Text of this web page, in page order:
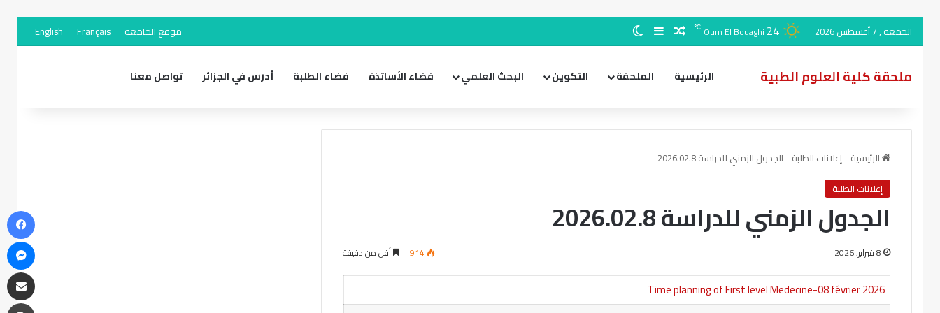
الجمعة , 7 أغسطس 2026 Oum El Bouaghi 24
℃ مقال عشوائي
إضافة عمود جانبي
الوضع المظلم موقع الجامعة Français
English
ملحقة كلية العلوم الطبية الرئيسية الملحقة التكوين البحث العلمي فضاء الأساتذة فضاء الطلبة أدرس في الجزائر تواصل معنا
الرئيسية -إعلانات الطلبة - الجدول الزمني للدراسة 2026.02.8
إعلانات الطلبة
الجدول الزمني للدراسة 2026.02.8
8 فبراير، 2026 914 أقل من دقيقة
Time planning of First level Medecine-08 février 2026